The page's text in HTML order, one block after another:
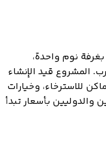
نوم واحدة،
المشروع قيد الإنشاء
أماكن للاسترخاء، وخيارات
والدوليين بأسعار تبدأ